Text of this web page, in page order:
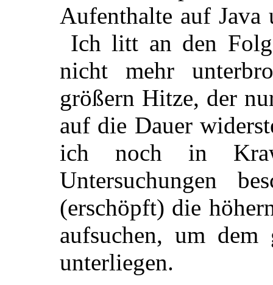
Aufenthalte auf Java
Ich litt an den
nicht mehr
größern Hitze, der
auf die Dauer
ich noch in
Untersuchungen
(erschöpft) die
aufsuchen, um
unterliegen.